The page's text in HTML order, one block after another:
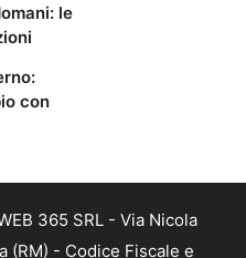
le
con
365 SRL - Via Nicola
(RM) - Codice Fiscale e